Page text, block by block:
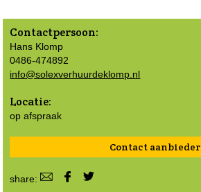
Contactpersoon:
Hans Klomp
0486-474892
info@solexverhuurdeklomp.nl
Locatie:
op afspraak
Contact aanbieder
share: